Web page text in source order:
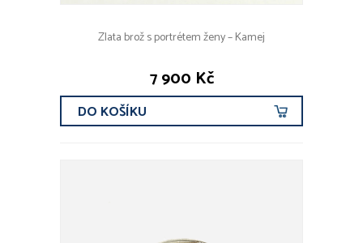
Zlata brož s portrétem ženy – Kamej
7 900 Kč
DO KOŠÍKU